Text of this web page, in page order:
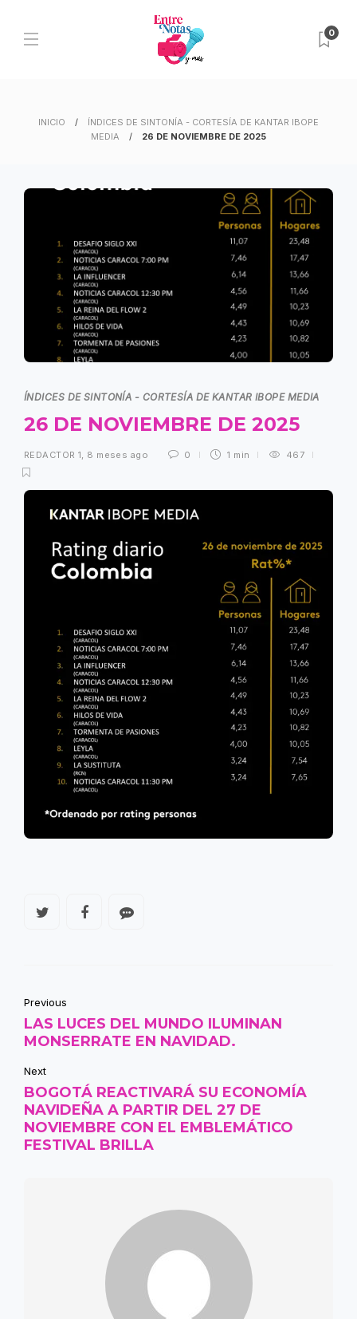
0
INICIO
ÍNDICES DE SINTONÍA - CORTESÍA DE KANTAR IBOPE
MEDIA
26 DE NOVIEMBRE DE 2025
ÍNDICES DE SINTONÍA - CORTESÍA DE KANTAR IBOPE MEDIA
26 DE NOVIEMBRE DE 2025
REDACTOR 1, 8 meses ago 0 1 min 467
Previous
LAS LUCES DEL MUNDO ILUMINAN
MONSERRATE EN NAVIDAD.
Next
BOGOTÁ REACTIVARÁ SU ECONOMÍA
NAVIDEÑA A PARTIR DEL 27 DE
NOVIEMBRE CON EL EMBLEMÁTICO
FESTIVAL BRILLA